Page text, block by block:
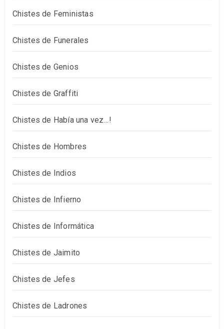
Chistes de Feministas
Chistes de Funerales
Chistes de Genios
Chistes de Graffiti
Chistes de Había una vez…!
Chistes de Hombres
Chistes de Indios
Chistes de Infierno
Chistes de Informática
Chistes de Jaimito
Chistes de Jefes
Chistes de Ladrones